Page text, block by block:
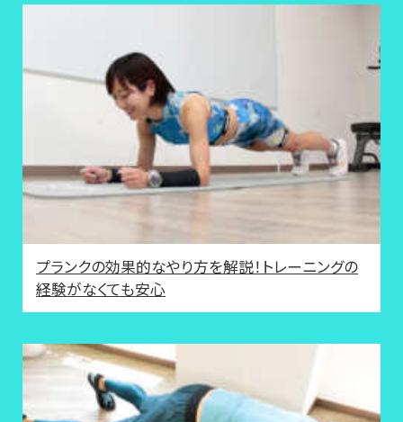
プランクの効果的なやり方を解説！トレーニングの
経験がなくても安心